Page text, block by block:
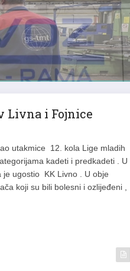
Livna i Fojnice
utakmice 12. kola Lige mladih
kadeti i predkadeti . U
je ugostio KK Livno . U obje
koji su bili bolesni i ozlijeđeni ,